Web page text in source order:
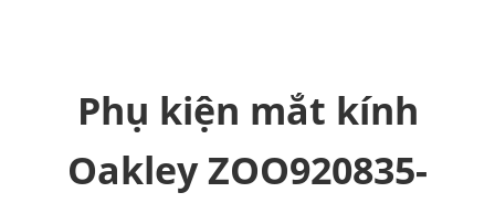
Phụ kiện mắt kính
Oakley ZOO920835-